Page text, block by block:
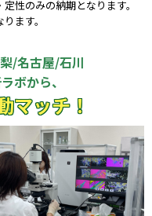
性のみの納期となります。
ます。
/名古屋/石川
ボから、
マッチ！